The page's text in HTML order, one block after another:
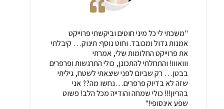
"משכתי לי כל מיני חוטים וביקשתי פרוייקט
אמנות גדול ומכובד.וחוט נוסף:תינוק… קיבלתי
את פרוייקט החלומות שלי,אמרתי
ווואווו!והתחלתי להתכונן,כולי התרגשות ופרפרים
בבטן…רק שביום לפני שיצאתי לשטח,גיליתי
שזה לא בדיוק פרפרים…נחשו מה??אני
בהריון!!!כולי שמחה והודייה מכל הלב!פשוט
שפע אינסופי!"